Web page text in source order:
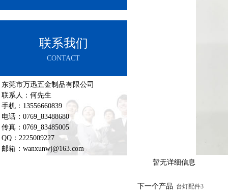
联系我们
CONTACT
东莞市万迅五金制品有限公司
联系人：何先生
手机：13556660839
电话：0769_83488680
传真：0769_83485005
QQ：2225009227
邮箱：wanxunwj@163.com
暂无详细信息
下一个产品 台灯配件3